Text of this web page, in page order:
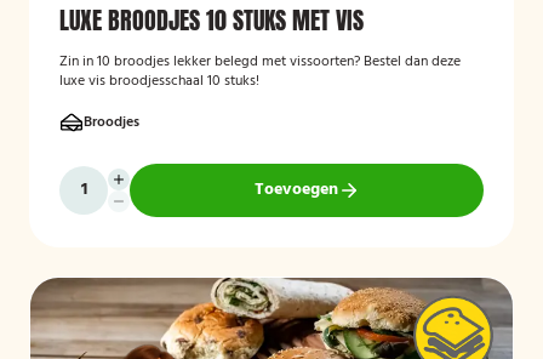
LUXE BROODJES 10 STUKS MET VIS
Zin in 10 broodjes lekker belegd met vissoorten? Bestel dan deze
luxe vis broodjesschaal 10 stuks!
Broodjes
Toevoegen